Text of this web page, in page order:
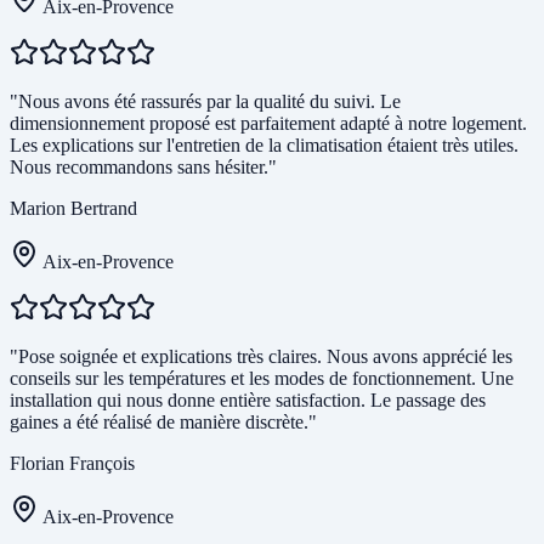
Aix-en-Provence
"Nous avons été rassurés par la qualité du suivi. Le
dimensionnement proposé est parfaitement adapté à notre logement.
Les explications sur l'entretien de la climatisation étaient très utiles.
Nous recommandons sans hésiter."
Marion Bertrand
Aix-en-Provence
"Pose soignée et explications très claires. Nous avons apprécié les
conseils sur les températures et les modes de fonctionnement. Une
installation qui nous donne entière satisfaction. Le passage des
gaines a été réalisé de manière discrète."
Florian François
Aix-en-Provence